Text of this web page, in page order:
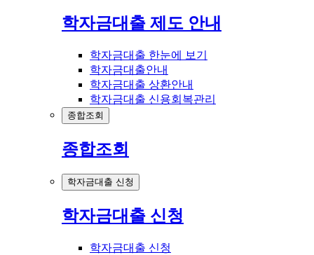
학자금대출 제도 안내
학자금대출 한눈에 보기
학자금대출안내
학자금대출 상환안내
학자금대출 신용회복관리
종합조회
종합조회
학자금대출 신청
학자금대출 신청
학자금대출 신청